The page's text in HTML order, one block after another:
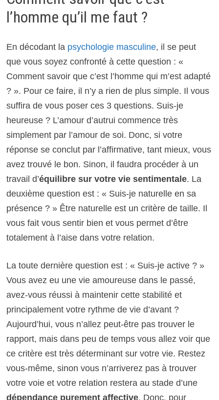
l’homme qu’il me faut ?
En décodant la psychologie masculine, il se peut
que vous soyez confronté à cette question : «
Comment savoir que c’est l’homme qui m’est adapté
? ». Pour ce faire, il n’y a rien de plus simple. Il vous
suffira de vous poser ces 3 questions. Suis-je
heureuse ? L’amour d’autrui commence très
simplement par l’amour de soi. Donc, si votre
réponse se conclut par l’affirmative, tant mieux, vous
avez trouvé le bon. Sinon, il faudra procéder à un
travail d’équilibre sur votre vie sentimentale. La
deuxième question est : « Suis-je naturelle en sa
présence ? » Être naturelle est un critère de taille. Il
vous fait vous sentir bien et vous permet d’être
totalement à l’aise dans votre relation.
La toute dernière question est : « Suis-je active ? »
Vous avez eu une vie amoureuse dans le passé,
avez-vous réussi à maintenir cette stabilité et
principalement votre rythme de vie d’avant ?
Aujourd’hui, vous n’allez peut-être pas trouver le
rapport, mais dans peu de temps vous allez voir que
ce critère est très déterminant sur votre vie. Restez
vous-même, sinon vous n’arriverez pas à trouver
votre voie et votre relation restera au stade d’une
dépendance purement affective. Donc, pour